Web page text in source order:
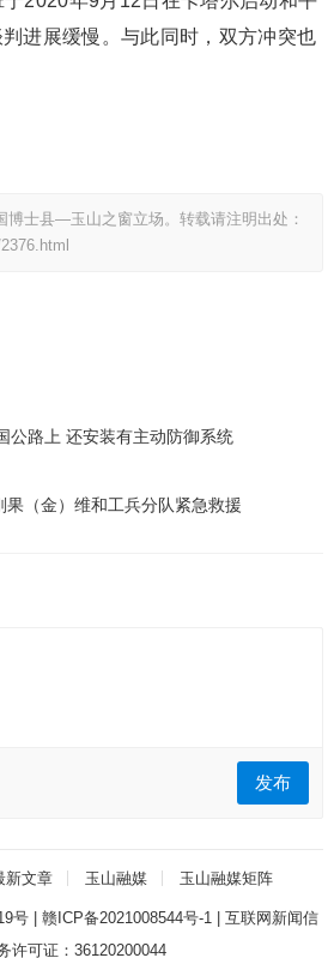
进展缓慢。与此同时，双方冲突也
博士县—玉山之窗立场。转载请注明出处：
公路上 还安装有主动防御系统
（金）维和工兵分队紧急救援
发布
新文章 玉山融媒 玉山融媒矩阵
号| 赣ICP备2021008544号-1| 互联网新闻信
许可证：36120200044